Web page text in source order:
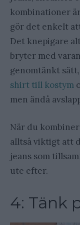
kombinationer
gör det enkelt
Det knepigare
bryter med
genomtänkt
shirt till kostym
men ändå
När du
alltså viktigt att
jeans som
ute efter.
4: Tänk